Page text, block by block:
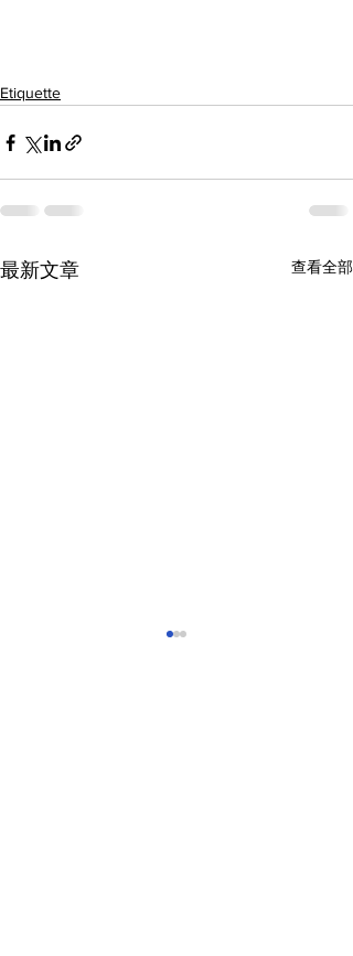
Etiquette
最新文章 查看全部